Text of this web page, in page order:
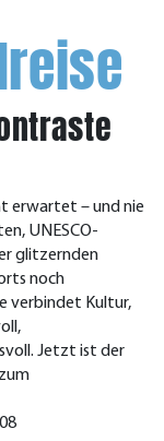
erwartet – und nie
UNESCO-
glitzernden
noch
verbindet Kultur,
Jetzt ist der